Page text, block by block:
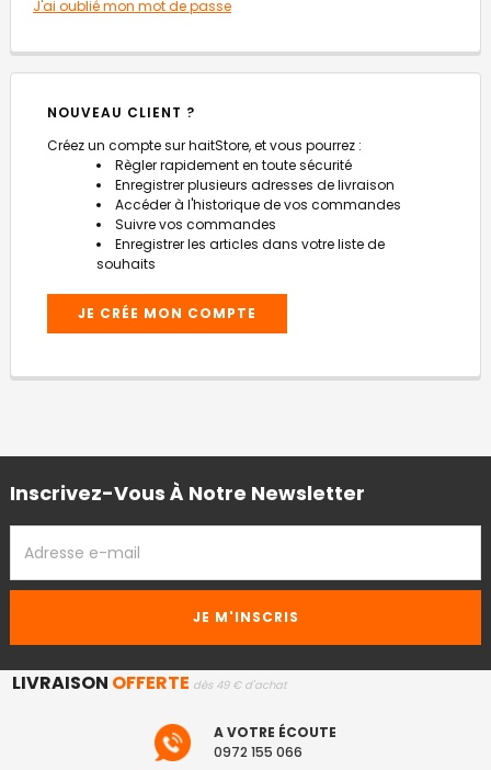
J'ai oublié mon mot de passe
NOUVEAU CLIENT ?
Créez un compte sur haitStore, et vous pourrez :
Règler rapidement en toute sécurité
Enregistrer plusieurs adresses de livraison
Accéder à l'historique de vos commandes
Suivre vos commandes
Enregistrer les articles dans votre liste de
souhaits
JE CRÉE MON COMPTE
Inscrivez-Vous À Notre Newsletter
EMAIL
LIVRAISON OFFERTE dès 49 € d'achat
A VOTRE ÉCOUTE
0972 155 066